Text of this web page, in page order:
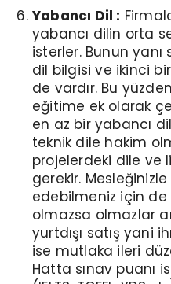
Yabancı Dil :
yabancı dilin orta
isterler. Bunun yanı
dil bilgisi ve ikinci
de vardır. Bu
eğitime ek olarak
en az bir yabancı
teknik dile hakim
projelerdeki dile ve
gerekir.
edebilmeniz için de
olmazsa olmazlar
yurtdışı satış yani
ise mutlaka ileri
Hatta sınav puanı